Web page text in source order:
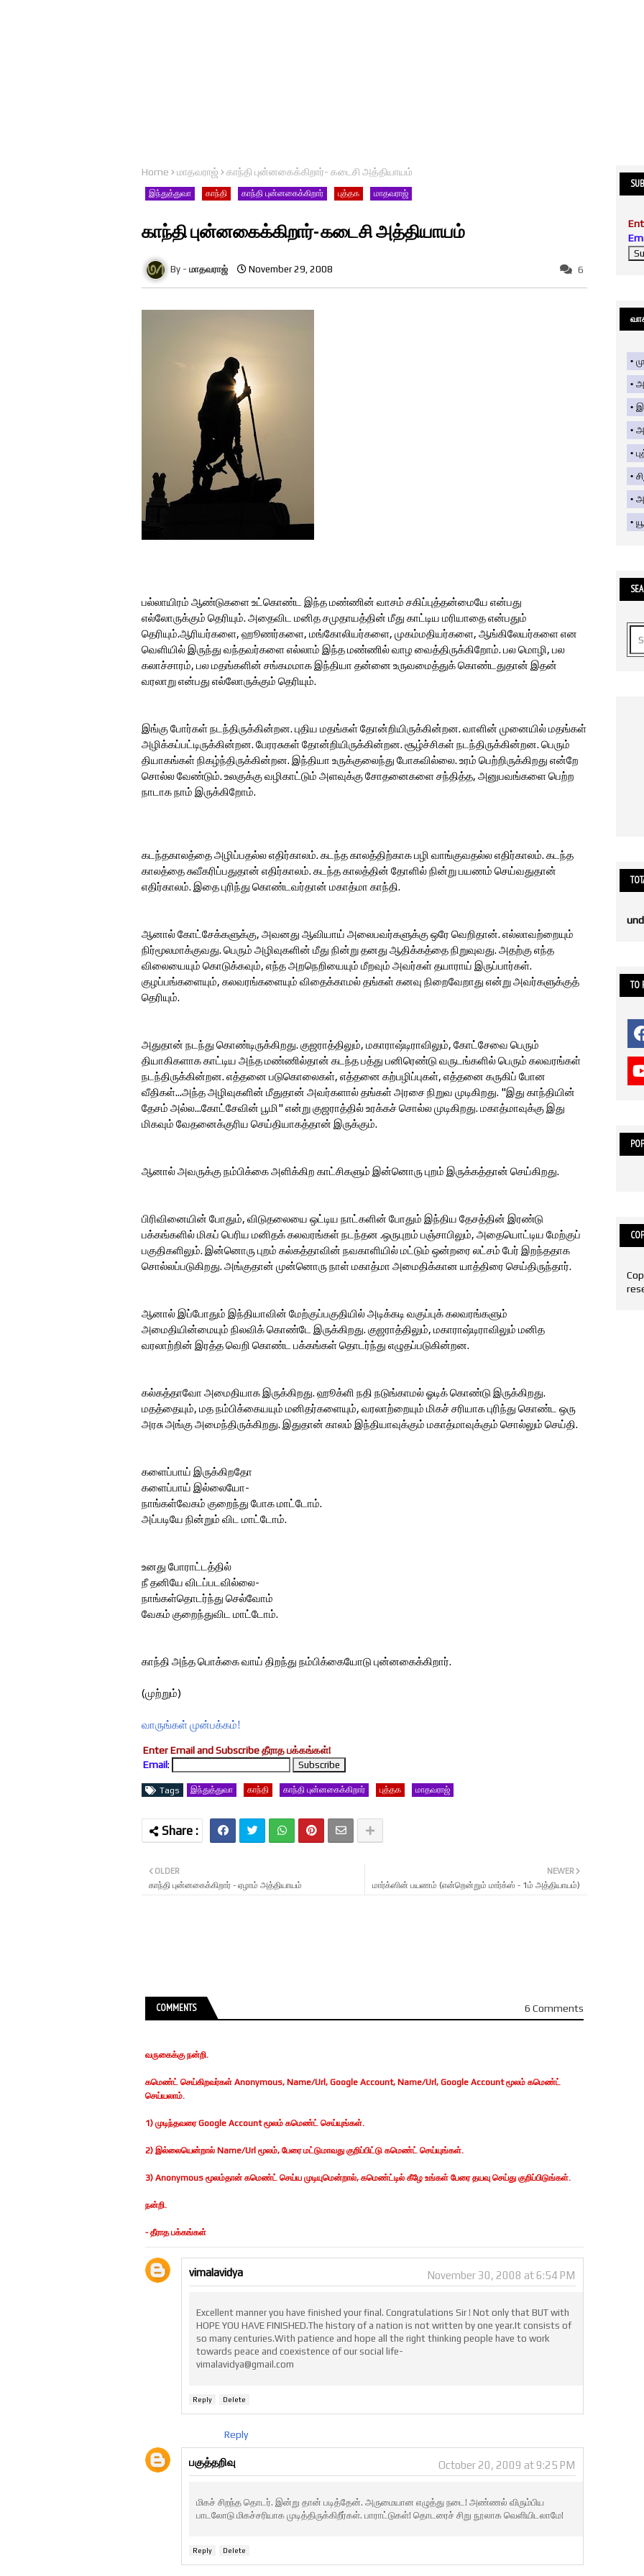
Home மாதவராஜ் காந்தி புன்னகைக்கிறார்- கடைசி அத்தியாயம்
இந்துத்துவா காந்தி காந்தி புன்னகைக்கிறார் புத்தக மாதவராஜ்
காந்தி புன்னகைக்கிறார்- கடைசி அத்தியாயம்
மாதவராஜ் November 29, 2008 6
பல்லாயிரம் ஆண்டுகளை உட்கொண்ட இந்த மண்ணின் வாசம் சகிப்புத்தன்மையே என்பது
எல்லோருக்கும் தெரியும். அதைவிட மனித சமுதாயத்தின் மீது காட்டிய மரியாதை என்பதும்
தெரியும்.ஆரியர்களை, ஹூணர்களை, மங்கோலியர்களை, முகம்மதியர்களை, ஆங்கிலேயர்களை என
வெளியில் இருந்து வந்தவர்களை எல்லாம் இந்த மண்ணில் வாழ வைத்திருக்கிறோம். பல மொழி, பல
கலாச்சாரம், பல மதங்களின் சங்கமமாக இந்தியா தன்னை உருவமைத்துக் கொண்டதுதான் இதன்
வரலாறு என்பது எல்லோருக்கும் தெரியும்.
இங்கு போர்கள் நடந்திருக்கின்றன. புதிய மதங்கள் தோன்றியிருக்கின்றன. வாளின் முனையில் மதங்கள்
அழிக்கப்பட்டிருக்கின்றன. பேரரசுகள் தோன்றியிருக்கின்றன. சூழ்ச்சிகள் நடந்திருக்கின்றன. பெரும்
தியாகங்கள் நிகழ்ந்திருக்கின்றன. இந்தியா உருக்குலைந்து போகவில்லை. உரம் பெற்றிருக்கிறது என்றே
சொல்ல வேண்டும். உலகுக்கு வழிகாட்டும் அளவுக்கு சோதனைகளை சந்தித்த, அனுபவங்களை பெற்ற
நாடாக நாம் இருக்கிறோம்.
கடந்தகாலத்தை அழிப்பதல்ல எதிர்காலம். கடந்த காலத்திற்காக பழி வாங்குவதல்ல எதிர்காலம். கடந்த
காலத்தை சுவீகரிப்பதுதான் எதிர்காலம். கடந்த காலத்தின் தோளில் நின்று பயணம் செய்வதுதான்
எதிர்காலம். இதை புரிந்து கொண்டவர்தான் மகாத்மா காந்தி.
ஆனால் கோட்சேக்களுக்கு, அவனது ஆவியாய் அலைபவர்களுக்கு ஒரே வெறிதான். எல்லாவற்றையும்
நிர்மூலமாக்குவது. பெரும் அழிவுகளின் மீது நின்று தனது ஆதிக்கத்தை நிறுவுவது. அதற்கு எந்த
விலையையும் கொடுக்கவும், எந்த அறநெறியையும் மீறவும் அவர்கள் தயாராய் இருப்பார்கள்.
குழப்பங்களையும், கலவரங்களையும் விதைக்காமல் தங்கள் கனவு நிறைவேறாது என்று அவர்களுக்குத்
தெரியும்.
அதுதான் நடந்து கொண்டிருக்கிறது. குஜராத்திலும், மகாராஷ்டிராவிலும், கோட்சேவை பெரும்
தியாகிகளாக காட்டிய அந்த மண்ணில்தான் கடந்த பத்து பனிரெண்டு வருடங்களில் பெரும் கலவரங்கள்
நடந்திருக்கின்றன. எத்தனை படுகொலைகள், எத்தனை கற்பழிப்புகள், எத்தனை கருகிப் போன
வீதிகள்...அந்த அழிவுகளின் மீதுதான் அவர்களால் தங்கள் அரசை நிறுவ முடிகிறது. "இது காந்தியின்
தேசம் அல்ல...கோட்சேவின் பூமி" என்று குஜராத்தில் உரக்கச் சொல்ல முடிகிறது. மகாத்மாவுக்கு இது
மிகவும் வேதனைக்குரிய செய்தியாகத்தான் இருக்கும்.
ஆனால் அவருக்கு நம்பிக்கை அளிக்கிற காட்சிகளும் இன்னொரு புறம் இருக்கத்தான் செய்கிறது.
பிரிவினையின் போதும், விடுதலையை ஒட்டிய நாட்களின் போதும் இந்திய தேசத்தின் இரண்டு
பக்கங்களில் மிகப் பெரிய மனிதக் கலவரங்கள் நடந்தன .ஒருபுறம் பஞ்சாபிலும், அதையொட்டிய மேற்குப்
பகுதிகளிலும். இன்னொரு புறம் கல்கத்தாவின் நவகாளியில் மட்டும் ஒன்றரை லட்சம் பேர் இறந்ததாக
சொல்லப்படுகிறது. அங்குதான் முன்னொரு நாள் மகாத்மா அமைதிக்கான யாத்திரை செய்திருந்தார்.
ஆனால் இப்போதும் இந்தியாவின் மேற்குப்பகுதியில் அடிக்கடி வகுப்புக் கலவரங்களும்
அமைதியின்மையும் நிலவிக் கொண்டே இருக்கிறது. குஜராத்திலும், மகாராஷ்டிராவிலும் மனித
வரலாற்றின் இரத்த வெறி கொண்ட பக்கங்கள் தொடர்ந்து எழுதப்படுகின்றன.
கல்கத்தாவோ அமைதியாக இருக்கிறது. ஹூக்ளி நதி நடுங்காமல் ஓடிக் கொண்டு இருக்கிறது.
மதத்தையும், மத நம்பிக்கையயும் மனிதர்களையும், வரலாற்றையும் மிகச் சரியாக புரிந்து கொண்ட ஒரு
அரசு அங்கு அமைந்திருக்கிறது. இதுதான் காலம் இந்தியாவுக்கும் மகாத்மாவுக்கும் சொல்லும் செய்தி.
களைப்பாய் இருக்கிறதோ
களைப்பாய் இல்லையோ-
நாங்கள்வேகம் குறைந்து போக மாட்டோம்.
அப்படியே நின்றும் விட மாட்டோம்.
உனது போராட்டத்தில்
நீ தனியே விடப்படவில்லை-
நாங்கள்தொடர்ந்து செல்வோம்
வேகம் குறைந்துவிட மாட்டோம்.
காந்தி அந்த பொக்கை வாய் திறந்து நம்பிக்கையோடு புன்னகைக்கிறார்.
(முற்றும்)
வாருங்கள் முன்பக்கம்!
Enter Email and Subscribe தீராத பக்கங்கள்!
Email:
Tags இந்துத்துவா காந்தி காந்தி புன்னகைக்கிறார் புத்தக மாதவராஜ்
NEWER
மார்க்ஸின் பயணம் (என்றென்றும் மார்க்ஸ் - 1ம் அத்தியாயம்)
OLDER
காந்தி புன்னகைக்கிறார் - ஏழாம் அத்தியாயம்
COMMENTS 6 Comments
வருகைக்கு நன்றி.
கமெண்ட் செய்கிறவர்கள் Anonymous, Name/Url, Google Account, Name/Url, Google Account மூலம் கமெண்ட்
செய்யலாம்.
1) முடிந்தவரை Google Account மூலம் கமெண்ட் செய்யுங்கள்.
2) இல்லையென்றால் Name/Url மூலம், பேரை மட்டுமாவது குறிப்பிட்டு கமெண்ட் செய்யுங்கள்.
3) Anonymous மூலம்தான் கமெண்ட் செய்ய முடியுமென்றால், கமெண்ட்டில் கீழே உங்கள் பேரை தயவு செய்து குறிப்பிடுங்கள்.
நன்றி.
- தீராத பக்கங்கள்
vimalavidya November 30, 2008 at 6:54 PM
Excellent manner you have finished your final. Congratulations Sir ! Not only that BUT with
HOPE YOU HAVE FINISHED.The history of a nation is not written by one year.It consists of
so many centuries.With patience and hope all the right thinking people have to work
towards peace and coexistence of our social life-
vimalavidya@gmail.com
Reply Delete
Reply
பகுத்தறிவு October 20, 2009 at 9:25 PM
மிகச் சிறந்த தொடர். இன்று தான் படித்தேன். அருமையான எழுத்து நடை! அண்ணல் விரும்பிய
பாடலோடு மிகச்சரியாக முடித்திருக்கிறீர்கள். பாராட்டுகள்! தொடரைச் சிறு நூலாக வெளியிடலாமே!
Reply Delete
und
TO